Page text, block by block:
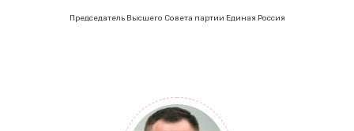
Председатель Высшего Совета партии Единая Россия